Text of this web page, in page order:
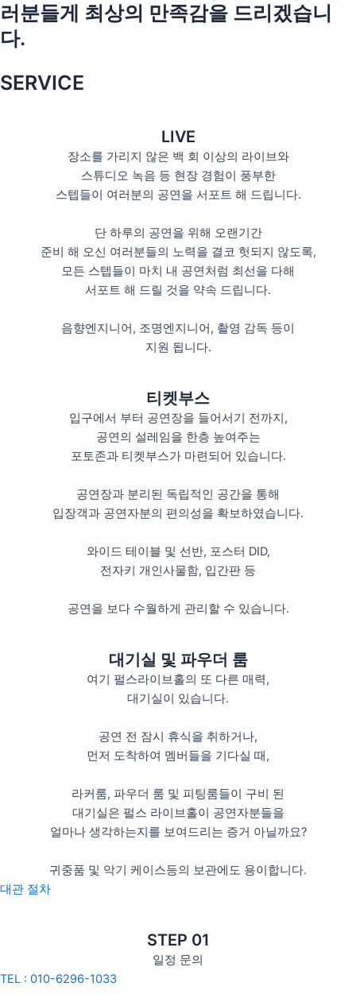
러분들게 최상의 만족감을 드리겠습니
다.
SERVICE
LIVE
장소를 가리지 않은 백 회 이상의 라이브와
스튜디오 녹음 등 현장 경험이 풍부한
스텝들이 여러분의 공연을 서포트 해 드립니다.
단 하루의 공연을 위해 오랜기간
준비 해 오신 여러분들의 노력을 결코 헛되지 않도록,
모든 스텝들이 마치 내 공연처럼 최선을 다해
서포트 해 드릴 것을 약속 드립니다.
음향엔지니어, 조명엔지니어, 촬영 감독 등이
지원 됩니다.
티켓부스
입구에서 부터 공연장을 들어서기 전까지,
공연의 설레임을 한층 높여주는
포토존과 티켓부스가 마련되어 있습니다.
공연장과 분리된 독립적인 공간을 통해
입장객과 공연자분의 편의성을 확보하였습니다.
와이드 테이블 및 선반, 포스터 DID,
전자키 개인사물함, 입간판 등
공연을 보다 수월하게 관리할 수 있습니다.
대기실 및 파우더 룸
여기 펄스라이브홀의 또 다른 매력,
대기실이 있습니다.
공연 전 잠시 휴식을 취하거나,
먼저 도착하여 멤버들을 기다실 때,
라커룸, 파우더 룸 및 피팅룸들이 구비 된
대기실은 펄스 라이브홀이 공연자분들을
얼마나 생각하는지를 보여드리는 증거 아닐까요?
귀중품 및 악기 케이스등의 보관에도 용이합니다.
대관 절차
STEP 01
일정 문의
TEL : 010-6296-1033